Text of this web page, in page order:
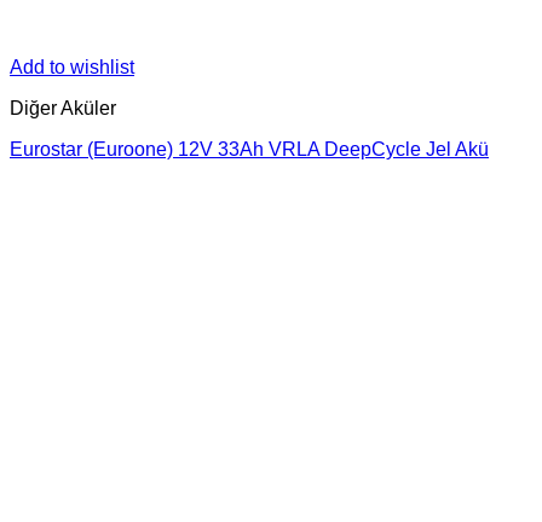
Add to wishlist
Diğer Aküler
Eurostar (Euroone) 12V 33Ah VRLA DeepCycle Jel Akü